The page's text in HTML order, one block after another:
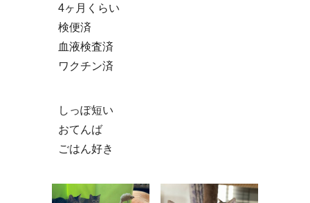
4ヶ月くらい
検便済
血液検査済
ワクチン済
しっぽ短い
おてんば
ごはん好き